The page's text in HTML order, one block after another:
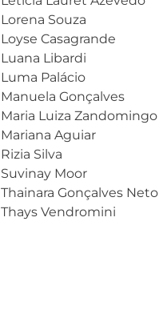
Lorena Souza
Loyse Casagrande
Luana Libardi
Luma Palácio
Manuela Gonçalves
Maria Luiza Zandomingo
Mariana Aguiar
Rizia Silva
Suvinay Moor
Thainara Gonçalves Neto
Thays Vendromini